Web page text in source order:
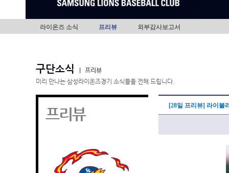
라이온즈 소식 프리뷰 외부감사보고서
구단소식
프리뷰
미리 만나는 삼성라이온즈경기 소식들을 전해 드립니다.
프리뷰 [28일 프리뷰] 라이블